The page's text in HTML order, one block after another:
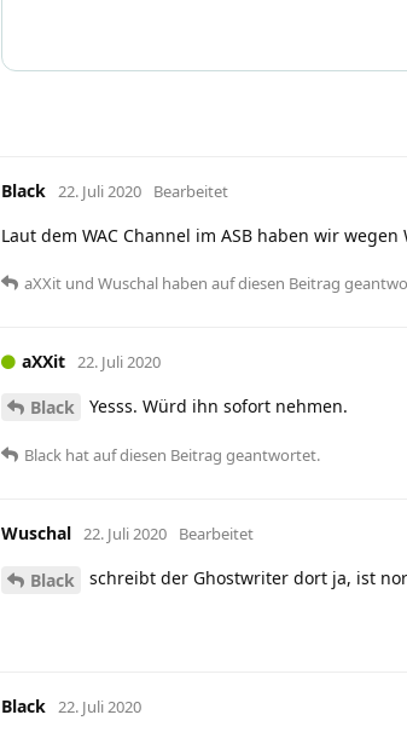
Black 22. Juli 2020 Bearbeitet
Laut dem WAC Channel im ASB haben wir
aXXit und Wuschal haben auf diesen Beitrag
aXXit 22. Juli 2020
Black Yesss. Würd ihn sofort nehmen.
Black hatauf diesen Beitrag geantwortet.
Wuschal 22. Juli 2020 Bearbeitet
Black schreibt der Ghostwriter dort ja, ist
Black 22. Juli 2020